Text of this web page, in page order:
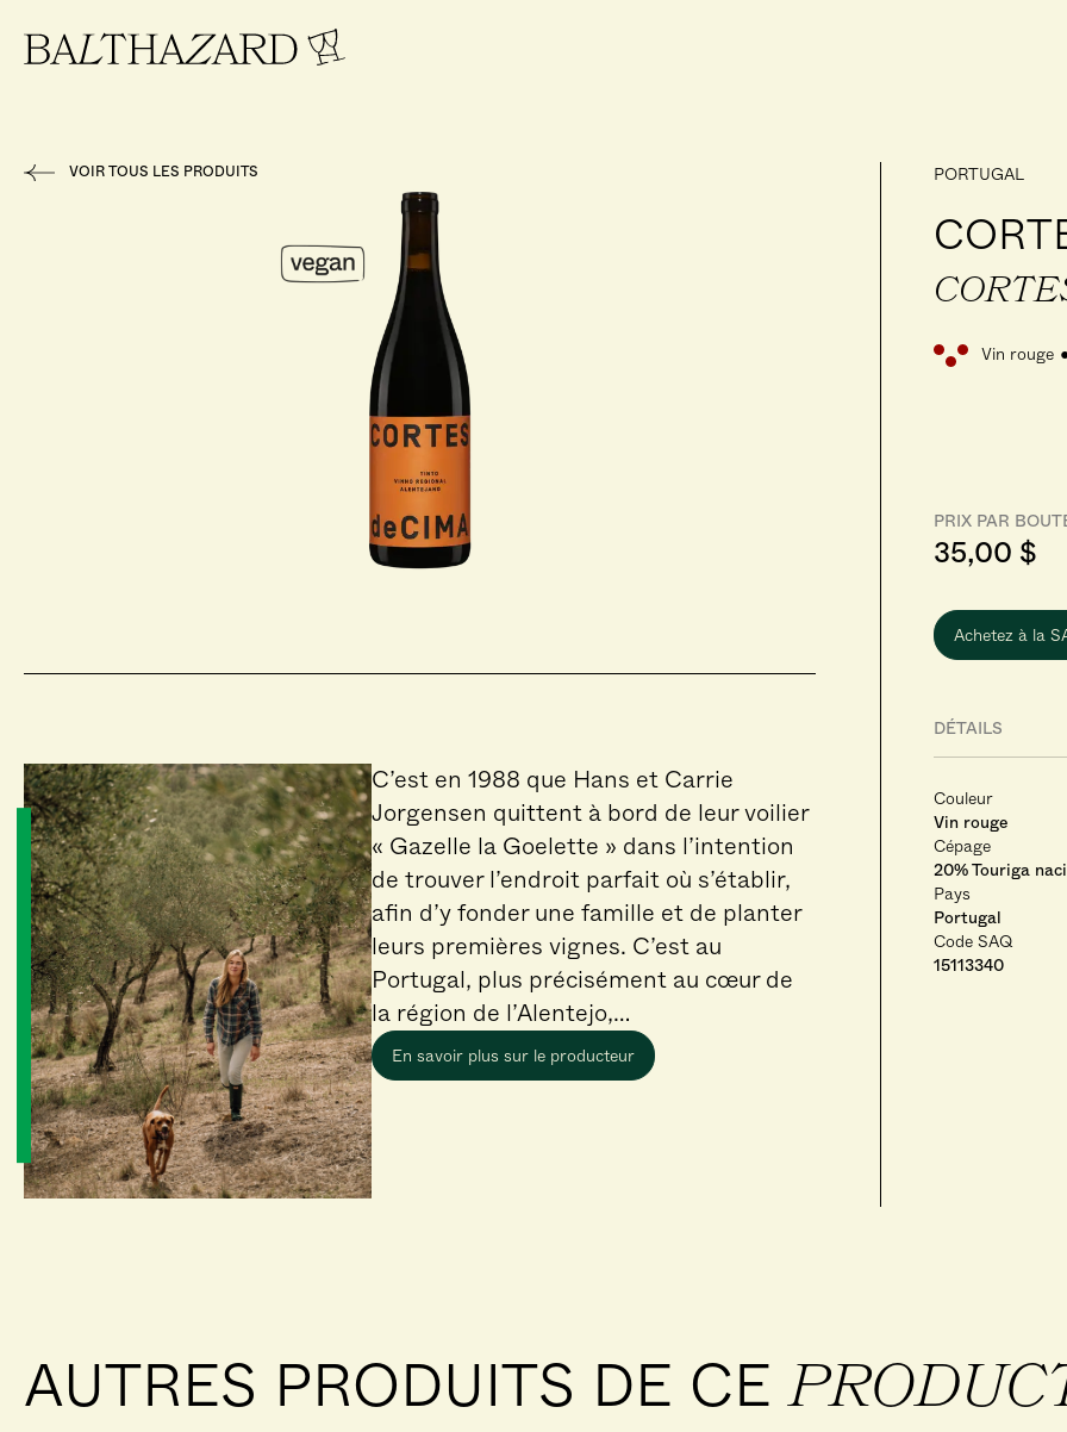
VOIR TOUS LES PRODUITS
C’est en 1988 que Hans et Carrie
Jorgensen quittent à bord de leur voilier
« Gazelle la Goelette » dans l’intention
de trouver l’endroit parfait où s’établir,
afin d’y fonder une famille et de planter
leurs premières vignes. C’est au
Portugal, plus précisément au cœur de
la région de l’Alentejo,…
En savoir plus sur le producteur
PORTUGAL
Vin rouge
PRIX PAR
35,00 $
Achetez à la
DÉTAILS
Couleur
Vin rouge
Cépage
20% Touriga
Pays
Portugal
Code SAQ
15113340
AUTRES PRODUITS DE CE